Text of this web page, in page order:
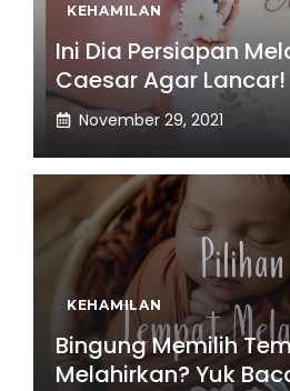
KEHAMILAN
Ini Dia Persiapan
Caesar Agar Lancar!
November 29, 2021
KEHAMILAN
Bingung Memilih
Melahirkan? Yuk